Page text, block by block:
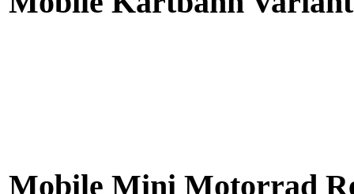
Mobile Mini Motorrad